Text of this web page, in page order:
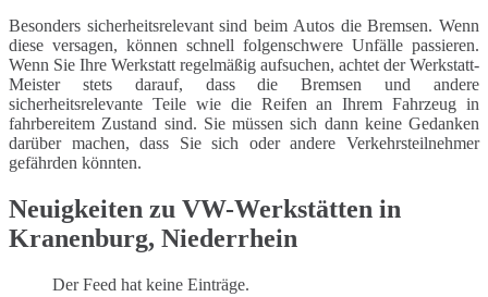
Besonders sicherheitsrelevant sind beim Autos die Bremsen. Wenn
diese versagen, können schnell folgenschwere Unfälle passieren.
Wenn Sie Ihre Werkstatt regelmäßig aufsuchen, achtet der Werkstatt-
Meister stets darauf, dass die Bremsen und andere
sicherheitsrelevante Teile wie die Reifen an Ihrem Fahrzeug in
fahrbereitem Zustand sind. Sie müssen sich dann keine Gedanken
darüber machen, dass Sie sich oder andere Verkehrsteilnehmer
gefährden könnten.
Neuigkeiten zu VW-Werkstätten in
Kranenburg, Niederrhein
Der Feed hat keine Einträge.